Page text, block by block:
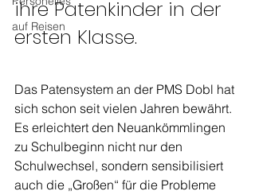
auf Reisen
ihre Patenkinder in der
ersten Klasse.
Das Patensystem an der PMS Dobl hat
sich schon seit vielen Jahren bewährt.
Es erleichtert den Neuankömmlingen
zu Schulbeginn nicht nur den
Schulwechsel, sondern sensibilisiert
auch die „Großen“ für die Probleme